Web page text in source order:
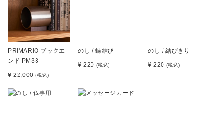
PRIMARIO ブックエ
ンド PM33
¥ 22,000(税込)
のし / 蝶結び
¥ 220 (税込)
のし / 結びきり
¥ 220 (税込)